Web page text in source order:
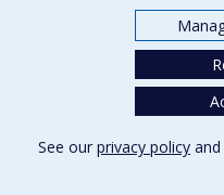
See our privacy policy and